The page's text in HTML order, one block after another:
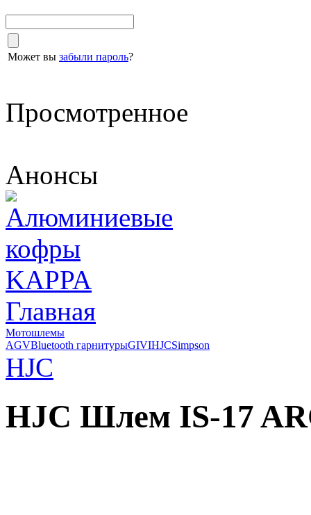
Может вы забыли пароль?
Просмотренное
Анонсы
Главная
Мотошлемы
AGVBluetooth гарнитурыGIVIHJCSimpson
HJC
HJC Шлем IS-17